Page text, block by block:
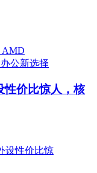
性价比惊人，核